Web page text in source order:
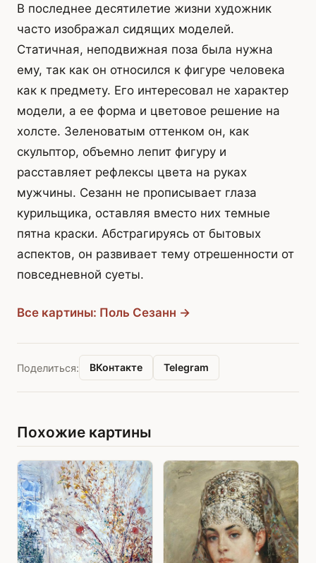
В последнее десятилетие жизни художник
часто изображал сидящих моделей.
Статичная, неподвижная поза была нужна
ему, так как он относился к фигуре человека
как к предмету. Его интересовал не характер
модели, а ее форма и цветовое решение на
холсте. Зеленоватым оттенком он, как
скульптор, объемно лепит фигуру и
расставляет рефлексы цвета на руках
мужчины. Сезанн не прописывает глаза
курильщика, оставляя вместо них темные
пятна краски. Абстрагируясь от бытовых
аспектов, он развивает тему отрешенности от
повседневной суеты.
Все картины: Поль Сезанн →
Поделиться: ВКонтакте Telegram
Похожие картины